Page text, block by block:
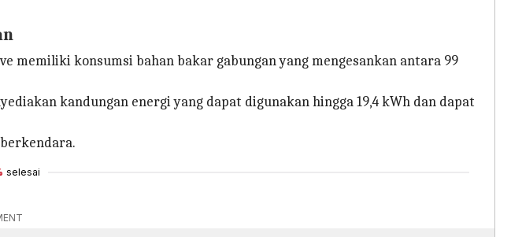
memiliki konsumsi bahan bakar gabungan yang mengesankan antara 99
kandungan energi yang dapat digunakan hingga 19,4 kWh dan dapat
selesai